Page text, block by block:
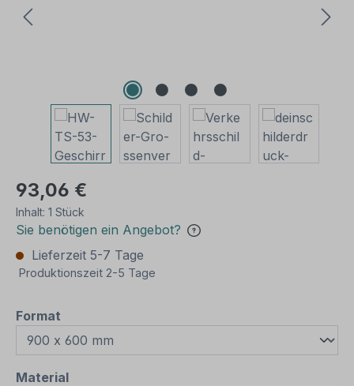
93,06 €
Inhalt: 1 Stück
Sie benötigen ein Angebot?
Lieferzeit 5-7 Tage
Produktionszeit 2-5 Tage
Format
Materialauswählen